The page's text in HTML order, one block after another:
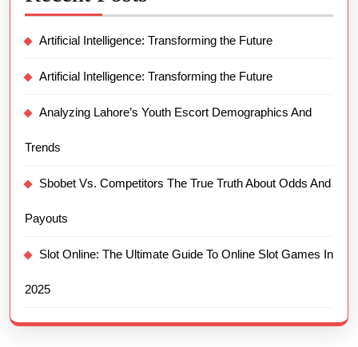
Artificial Intelligence: Transforming the Future
Artificial Intelligence: Transforming the Future
Analyzing Lahore’s Youth Escort Demographics And
Trends
Sbobet Vs. Competitors The True Truth About Odds And
Payouts
Slot Online: The Ultimate Guide To Online Slot Games In
2025